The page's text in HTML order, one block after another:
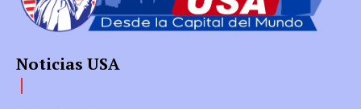
Noticias USA